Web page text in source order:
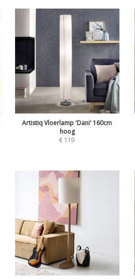
Artistiq Vloerlamp 'Dani' 160cm
hoog
€ 119